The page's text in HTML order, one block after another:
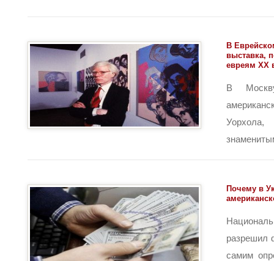
В
выставка,
евреям ХХ
В
Почему в
разрешил
самим